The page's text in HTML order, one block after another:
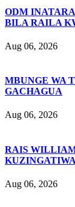
ODM
BILA RAILA
Aug 06, 2026
MBUNGE WA
GACHAGUA
Aug 06, 2026
RAIS
KUZINGATIWA
Aug 06, 2026